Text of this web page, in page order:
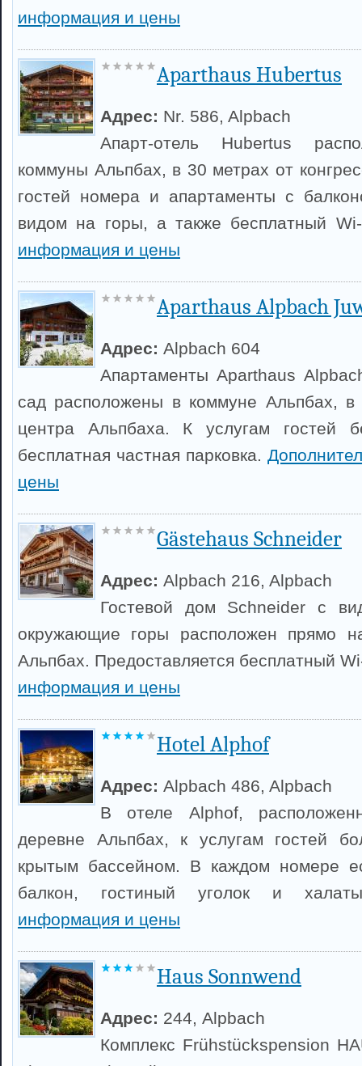
информация и цены
Aparthaus Hubertus
Адрес: Nr. 586, Alpbach
Апарт-отель Hubertus
коммуны Альпбах, в 30 метрах от
гостей номера и апартаменты с
видом на горы, а также бесплатный
информация и цены
Aparthaus Alpbach
Адрес: Alpbach 604
Апартаменты Aparthaus
сад расположены в коммуне Альпбах, в
центра Альпбаха. К услугам гостей
бесплатная частная парковка.
цены
Gästehaus Schneider
Адрес: Alpbach 216, Alpbach
Гостевой дом Schneider с
окружающие горы расположен прямо
Альпбах. Предоставляется бесплатный
информация и цены
Hotel Alphof
Адрес: Alpbach 486, Alpbach
В отеле Alphof,
деревне Альпбах, к услугам гостей
крытым бассейном. В каждом номере
балкон, гостиный уголок и
информация и цены
Haus Sonnwend
Адрес: 244, Alpbach
Комплекс Frühstückspension